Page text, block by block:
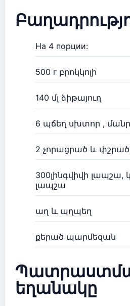
На 4 порции:
500 г բրոկկոլի
140 մլ ձիթայուղ
6 պճեղ սխտոր ,
2 չորացրած և փշրած
300լինգվիվի լապշա,
լապշա
աղ և պղպեղ
քերած պարմեզան
եղանակը